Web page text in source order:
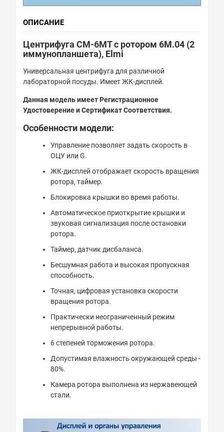
ОПИСАНИЕ
Центрифуга CM-6MT с ротором 6M.04 (2
иммунопланшета), Elmi
Универсальная центрифуга для различной
лабораторной посуды. Имеет ЖК-дисплей.
Данная модель имеет Регистрационное
Удостоверение и Сертификат Соответствия.
Особенности модели:
Управление позволяет задать скорость в
ОЦУ или G.
ЖК-дисплей отображает скорость вращения
ротора, таймер.
Блокировка крышки во время работы.
Автоматическое приоткрытие крышки и
звуковая сигнализация после остановки
ротора.
Таймер, датчик дисбаланса.
Бесшумная работа и высокая пропускная
способность.
Точная, цифровая установка скорости
вращения ротора.
Практически неограниченный режим
непрерывной работы.
6 степеней торможения ротора.
Допустимая влажность окружающей среды -
80%.
Камера ротора выполнена из нержавеющей
стали.